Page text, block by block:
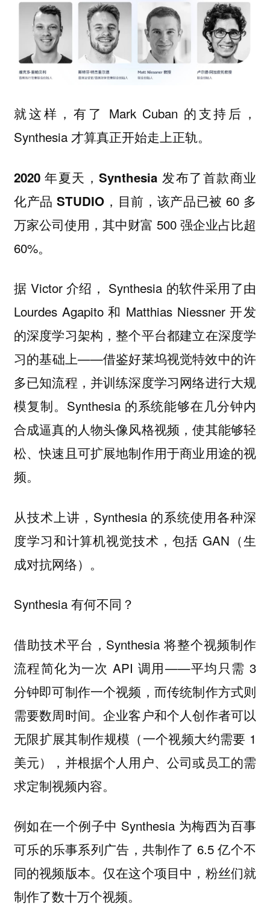
就这样，有了 Mark Cuban 的支持后，
Synthesia 才算真正开始走上正轨。
2020 年夏天，Synthesia 发布了首款商业
化产品 STUDIO ，目前，该产品已被 60 多
万家公司使用，其中财富 500 强企业占比超
60%。
据 Victor 介绍， Synthesia 的软件采用了由
Lourdes Agapito 和 Matthias Niessner 开发
的深度学习架构，整个平台都建立在深度学
习的基础上——借鉴好莱坞视觉特效中的许
多已知流程，并训练深度学习网络进行大规
模复制。Synthesia 的系统能够在几分钟内
合成逼真的人物头像风格视频，使其能够轻
松、快速且可扩展地制作用于商业用途的视
频。
从技术上讲，Synthesia 的系统使用各种深
度学习和计算机视觉技术，包括 GAN（生
成对抗网络）。
Synthesia 有何不同？
借助技术平台，Synthesia 将整个视频制作
流程简化为一次 API 调用——平均只需 3
分钟即可制作一个视频，而传统制作方式则
需要数周时间。企业客户和个人创作者可以
无限扩展其制作规模（一个视频大约需要 1
美元），并根据个人用户、公司或员工的需
求定制视频内容。
例如在一个例子中 Synthesia 为梅西为百事
可乐的乐事系列广告，共制作了 6.5 亿个不
同的视频版本。仅在这个项目中，粉丝们就
制作了数十万个视频。